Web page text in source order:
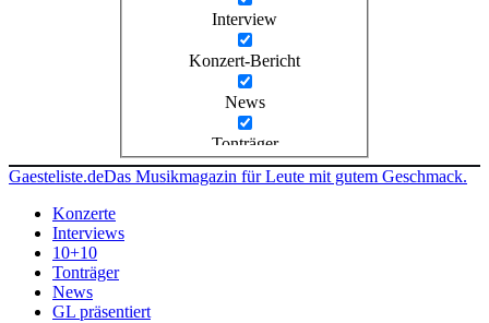
Interview
Konzert-Bericht
News
Tonträger
Gaesteliste.deDas Musikmagazin für Leute mit gutem Geschmack.
Konzerte
Interviews
10+10
Tonträger
News
GL präsentiert